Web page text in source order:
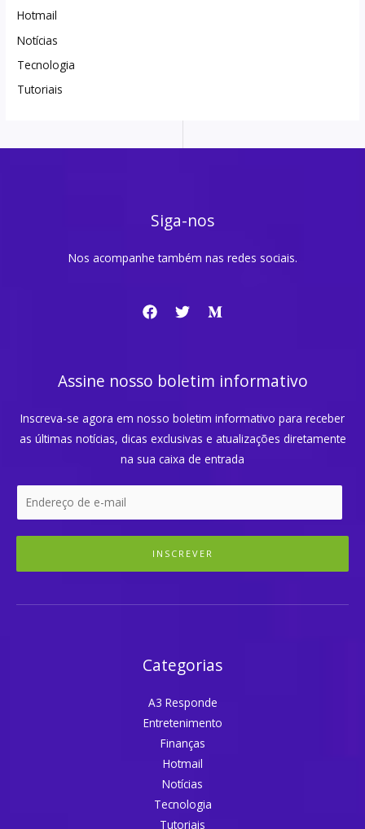
Hotmail
Notícias
Tecnologia
Tutoriais
Siga-nos
Nos acompanhe também nas redes sociais.
Assine nosso boletim informativo
Inscreva-se agora em nosso boletim informativo para receber
as últimas notícias, dicas exclusivas e atualizações diretamente
na sua caixa de entrada
INSCREVER
Categorias
A3 Responde
Entretenimento
Finanças
Hotmail
Notícias
Tecnologia
Tutoriais